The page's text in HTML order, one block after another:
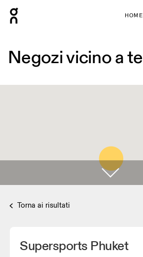
HOME
Negozi vicino a te
Torna ai risultati
Supersports Phuket